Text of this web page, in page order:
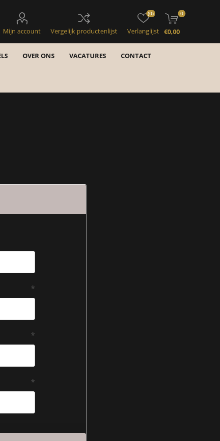
Mijn account Vergelijk productenlijst Verlanglijst
(0) 0
€0,00
OVER ONS VACATURES CONTACT
*
*
*